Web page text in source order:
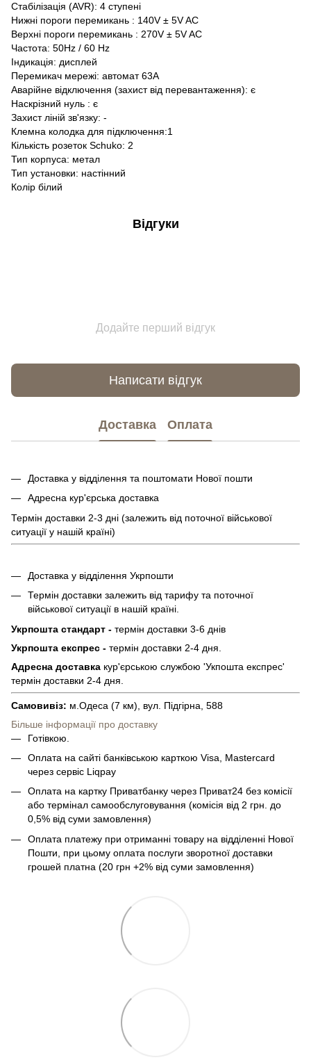
Стабілізація (AVR): 4 ступені
Нижні пороги перемикань : 140V ± 5V AC
Верхні пороги перемикань : 270V ± 5V AC
Частота: 50Hz / 60 Hz
Індикація: дисплей
Перемикач мережі: автомат 63А
Аварійне відключення (захист від перевантаження): є
Наскрізний нуль : є
Захист ліній зв'язку: -
Клемна колодка для підключення:1
Кількість розеток Schuko: 2
Тип корпуса: метал
Тип установки: настінний
Колір білий
Відгуки
Додайте перший відгук
Написати відгук
Доставка Оплата
Доставка у відділення та поштомати Нової пошти
Адресна кур'єрська доставка
Термін доставки 2-3 дні (залежить від поточної військової
ситуації у нашій країні)
Доставка у відділення Укрпошти
Термін доставки залежить від тарифу та поточної
військової ситуації в нашій країні.
Укрпошта стандарт - термін доставки 3-6 днів
Укрпошта експрес - термін доставки 2-4 дня.
Адресна доставка кур'єрською службою 'Укпошта експрес'
термін доставки 2-4 дня.
Самовивіз: м.Одеса (7 км), вул. Підгірна, 588
Більше інформації про доставку
Готівкою.
Оплата на сайті банківською карткою Visa, Mastercard
через сервіс Liqpay
Оплата на картку Приватбанку через Приват24 без комісії
або термінал самообслуговування (комісія від 2 грн. до
0,5% від суми замовлення)
Оплата платежу при отриманні товару на відділенні Нової
Пошти, при цьому оплата послуги зворотної доставки
грошей платна (20 грн +2% від суми замовлення)